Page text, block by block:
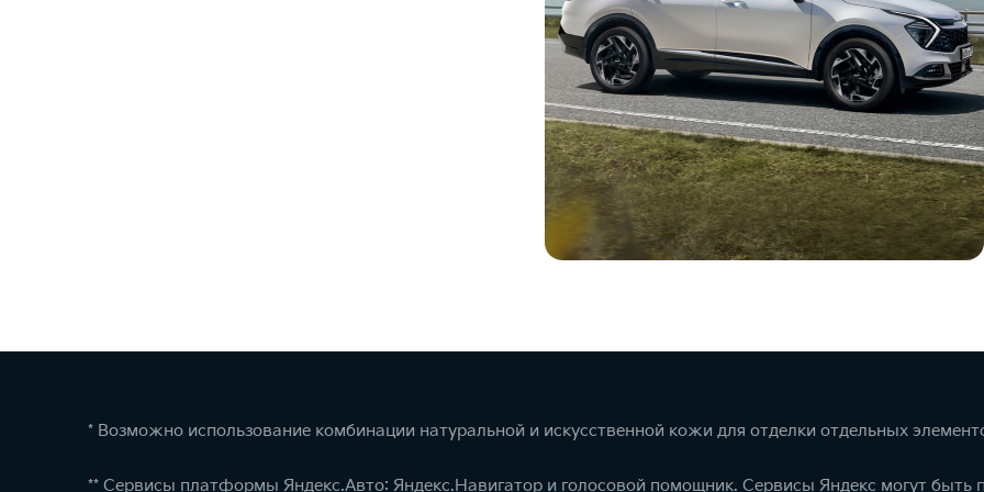
* Возможно использование комбинации натуральной и искусственной кожи для отделки отдельных
** Сервисы платформы Яндекс.Авто: Яндекс.Навигатор и голосовой помощник. Сервисы Яндекс могут быть